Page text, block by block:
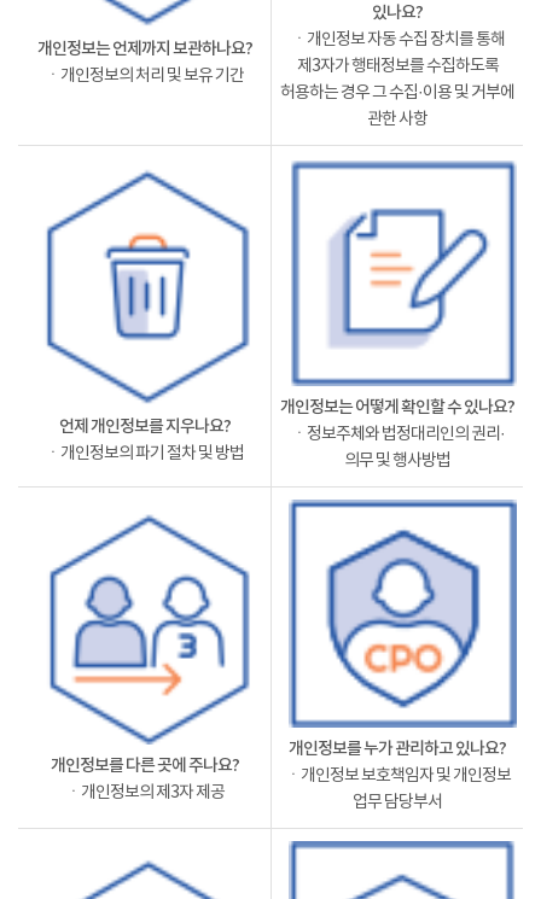
개인정보는 언제까지 보관하나요?
ㆍ개인정보의 처리 및 보유 기간
있나요?
ㆍ개인정보 자동 수집 장치를 통해
제3자가 행태정보를 수집하도록
허용하는 경우 그 수집·이용 및 거부에
관한 사항
언제 개인정보를 지우나요?
ㆍ개인정보의 파기 절차 및 방법
개인정보는 어떻게 확인할 수 있나요?
ㆍ정보주체와 법정대리인의 권리·
의무 및 행사방법
개인정보를 다른 곳에 주나요?
ㆍ개인정보의 제3자 제공
개인정보를 누가 관리하고 있나요?
ㆍ개인정보 보호책임자 및 개인정보
업무 담당부서